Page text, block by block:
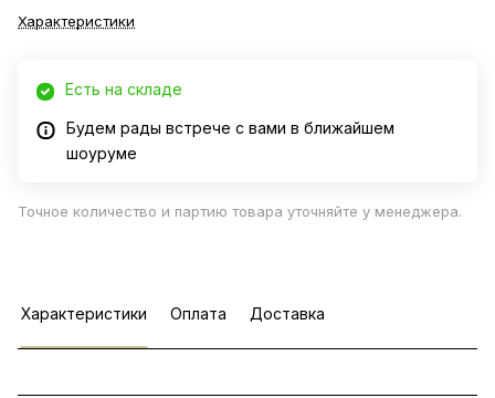
Характеристики
Есть на складе
Будем рады встрече с вами в ближайшем
шоуруме
Точное количество и партию товара уточняйте у менеджера.
Характеристики Оплата Доставка